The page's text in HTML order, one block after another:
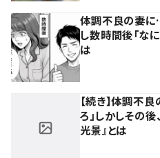
体調不良の妻に
し数時間後「な
は
【続き】体調不
ろ」しかしその
光景』とは